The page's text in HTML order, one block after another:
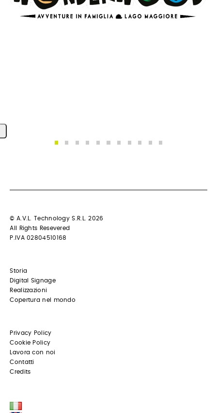
© A.V.L. Technology S.R.L. 2026
All Rights Resevered
P.IVA 02804510168
Storia
Digital Signage
Realizzazioni
Copertura nel mondo
Privacy Policy
Cookie Policy
Lavora con noi
Contatti
Credits